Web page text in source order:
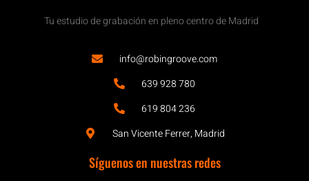
Tu estudio de grabación en pleno centro de Madrid
info@robingroove.com
639 928 780
619 804 236
San Vicente Ferrer, Madrid
Síguenos en nuestras redes